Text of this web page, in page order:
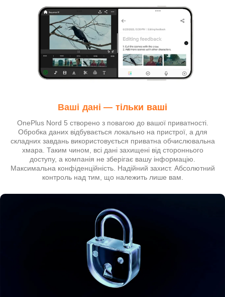
Ваші дані — тільки ваші
OnePlus Nord 5 створено з повагою до вашої приватності.
Обробка даних відбувається локально на пристрої, а для
складних завдань використовується приватна обчислювальна
хмара. Таким чином, всі дані захищені від стороннього
доступу, а компанія не зберігає вашу інформацію.
Максимальна конфіденційність. Надійний захист. Абсолютний
контроль над тим, що належить лише вам.